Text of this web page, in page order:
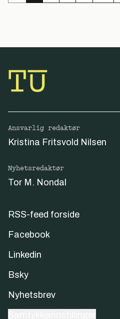
Ansvarlig redaktør
Kristina Fritsvold Nilsen
Nyhetsredaktør
Tor M. Nondal
RSS-feed forside
Facebook
Linkedin
Bsky
Nyhetsbrev